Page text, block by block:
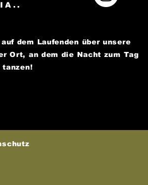
dem Laufenden über unsere
Ort, an dem die Nacht zum Tag